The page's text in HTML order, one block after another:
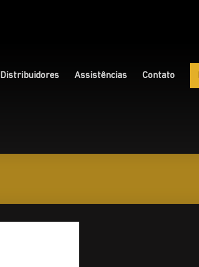
Distribuidores Assistências Contato